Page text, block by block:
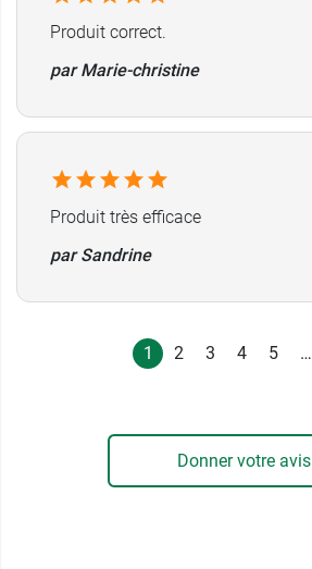
Produit correct.
par Marie-christine
Produit très efficace
par Sandrine
1 2 3 4 5 …
Donner votre avis